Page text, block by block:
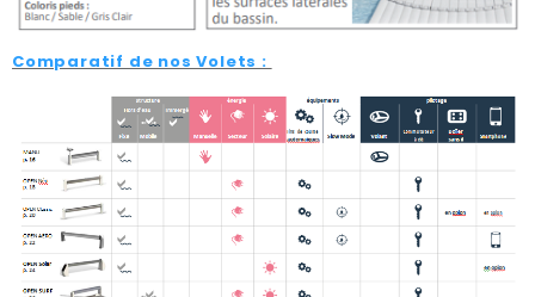
Comparatif de nos Volets :